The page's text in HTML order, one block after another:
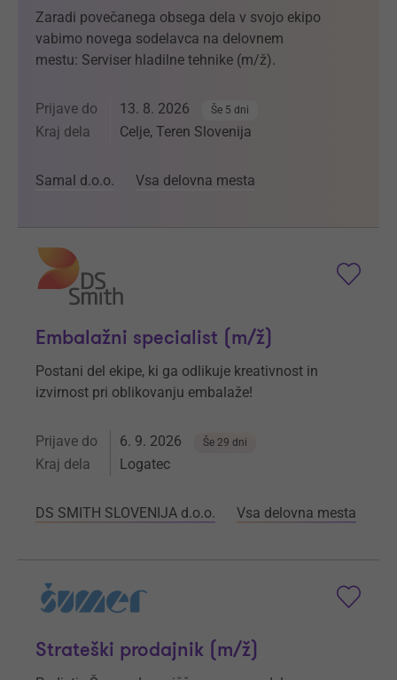
Zaradi povečanega obsega dela v svojo ekipo
vabimo novega sodelavca na delovnem
mestu: Serviser hladilne tehnike (m/ž).
Prijave do 13. 8. 2026 Še 5 dni
Kraj dela Celje, Teren Slovenija
Samal d.o.o. Vsa delovna mesta
Embalažni specialist (m/ž)
Postani del ekipe, ki ga odlikuje kreativnost in
izvirnost pri oblikovanju embalaže!
Prijave do 6. 9. 2026 Še 29 dni
Kraj dela Logatec
DS SMITH SLOVENIJA d.o.o. Vsa delovna mesta
Strateški prodajnik (m/ž)